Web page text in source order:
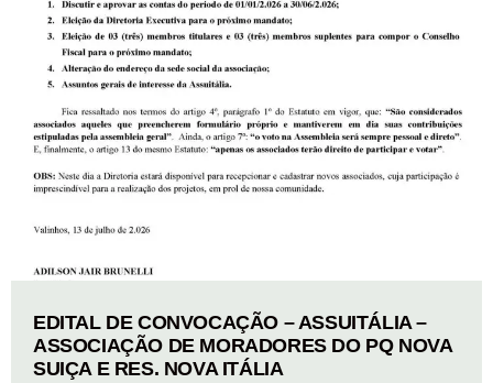
EDITAL DE CONVOCAÇÃO – ASSUITÁLIA –
ASSOCIAÇÃO DE MORADORES DO PQ NOVA
SUIÇA E RES. NOVA ITÁLIA